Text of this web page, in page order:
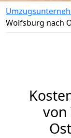
Wolfsburg nach
von